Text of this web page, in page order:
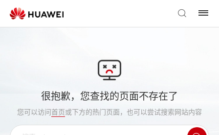
很抱歉，您查找的页面不存在了
您可以访问首页或下方的热门页面，也可以尝试搜索网站内容